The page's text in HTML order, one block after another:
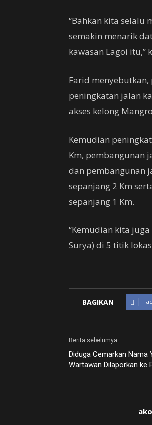
“Bahkan kita selalu
semakin menarik
kawasan Lagoi itu,”
Farid
peningkatan jalan
akses kelong
Kemudian
Km, pembangunan
dan pembangunan
sepanjang 2 Km
sepanjang 1 Km.
“Kemudian kita juga
Surya) di 5 titik
BAGIKAN
Berita sebelumya
Diduga Cemarkan Nama
Wartawan Dilaporkan ke